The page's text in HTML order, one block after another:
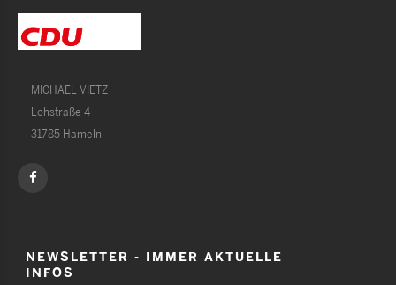
MICHAEL VIETZ
Lohstraße 4
31785 Hameln
NEWSLETTER - IMMER AKTUELLE
INFOS